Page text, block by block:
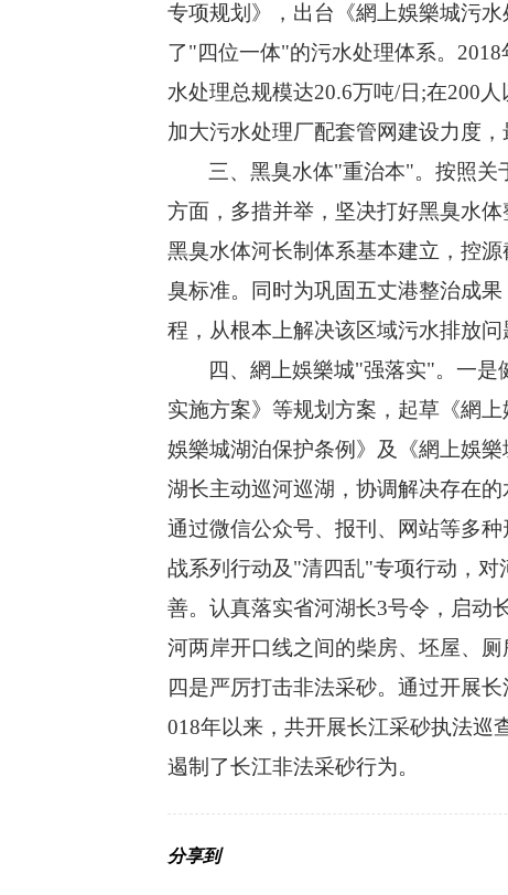
专项规划》，出台《網上娛樂城污
了"四位一体"的污水处理体系。
水处理总规模达20.6万吨/日;在200
加大污水处理厂配套管网建设力度
三、黑臭水体"重治本"。按照关
方面，多措并举，坚决打好黑臭水
黑臭水体河长制体系基本建立，控
臭标准。同时为巩固五丈港整治成
程，从根本上解决该区域污水排放问
四、網上娛樂城"强落实"。一是
实施方案》等规划方案，起草《網
娛樂城湖泊保护条例》及《網上娛
湖长主动巡河巡湖，协调解决存在
通过微信公众号、报刊、网站等多
战系列行动及"清四乱"专项行动，
善。认真落实省河湖长3号令，启动
河两岸开口线之间的柴房、坯屋、
四是严厉打击非法采砂。通过开展
018年以来，共开展长江采砂执法巡
遏制了长江非法采砂行为。
分享到